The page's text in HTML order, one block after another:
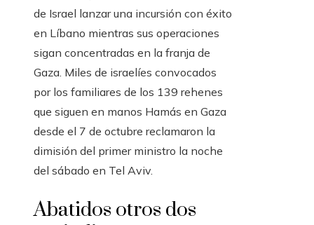
de Israel lanzar una incursión con éxito
en Líbano mientras sus operaciones
sigan concentradas en la franja de
Gaza. Miles de israelíes convocados
por los familiares de los 139 rehenes
que siguen en manos Hamás en Gaza
desde el 7 de octubre reclamaron la
dimisión del primer ministro la noche
del sábado en Tel Aviv.
Abatidos otros dos